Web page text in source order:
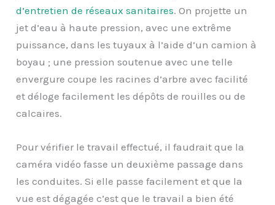
d’entretien de réseaux sanitaires. On projette un
jet d’eau à haute pression, avec une extrême
puissance, dans les tuyaux à l’aide d’un camion à
boyau ; une pression soutenue avec une telle
envergure coupe les racines d’arbre avec facilité
et déloge facilement les dépôts de rouilles ou de
calcaires.
Pour vérifier le travail effectué, il faudrait que la
caméra vidéo fasse un deuxième passage dans
les conduites. Si elle passe facilement et que la
vue est dégagée c’est que le travail a bien été